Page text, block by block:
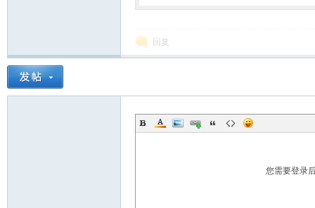
回复
您需要登录